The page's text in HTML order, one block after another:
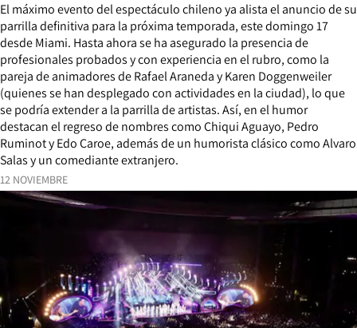
12 NOVIEMBRE
El máximo evento del espectáculo chileno ya alista el anuncio de su
parrilla definitiva para la próxima temporada, este domingo 17
desde Miami. Hasta ahora se ha asegurado la presencia de
profesionales probados y con experiencia en el rubro, como la
pareja de animadores de Rafael Araneda y Karen Doggenweiler
(quienes se han desplegado con actividades en la ciudad), lo que
se podría extender a la parrilla de artistas. Así, en el humor
destacan el regreso de nombres como Chiqui Aguayo, Pedro
Ruminot y Edo Caroe, además de un humorista clásico como Alvaro
Salas y un comediante extranjero.